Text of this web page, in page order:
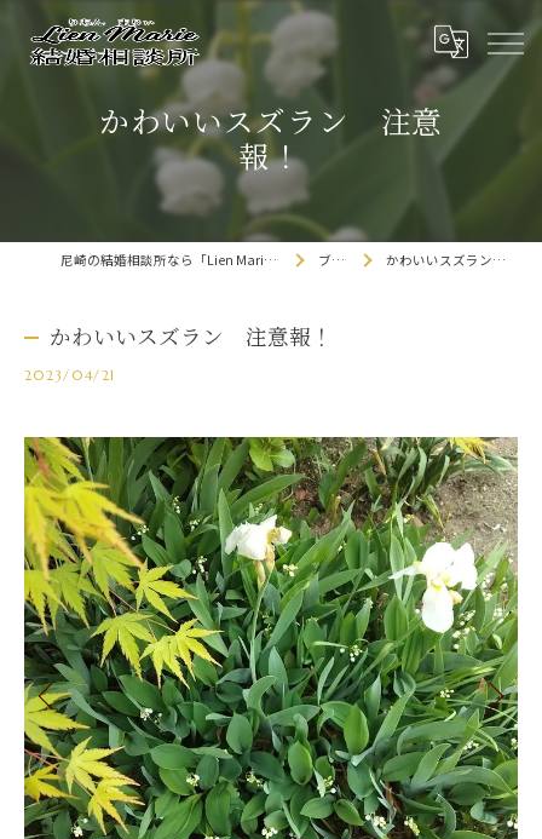
かわいいスズラン 注意
報！
尼崎の結婚相談所なら「Lien Marie結婚相談所」 ブログ かわいいスズラン 注意報！
かわいいスズラン 注意報！
2023/04/21